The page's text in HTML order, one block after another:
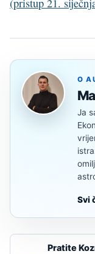
(pristup 21.
O
Ja
Svi
Pratite